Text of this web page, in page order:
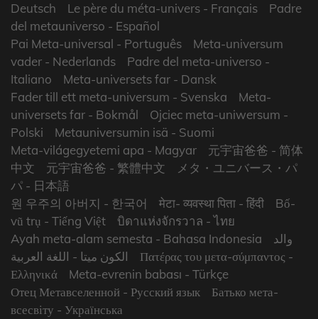
Deutsch
Le père du méta-univers - Français
Padre
del metauniverso - Español
Pai Meta-universal - Português
Meta-universum
vader - Nederlands Padre del meta-universo -
Italiano
Meta-universets far - Dansk
Fader till ett meta-universum - Svenska
Meta-
universets far - Bokmål Ojciec meta-uniwersum -
Polski
Metauniversumin isä - Suomi
Meta-világegyetemi apa - Magyar 元宇宙爸爸 - 简体
中文
元宇宙爸爸 - 繁體中文
メタ・ユニバース・パ
パ - 日本語
원 우주의 아버지 - 한국어 मेटा- व्यवस्था पिता - हिंदी
Bố-
vũ trụ - Tiếng Việt บิดาแห่งจักรวาล - ไทย
Ayah meta-alam semesta - Bahasa Indonesia
والد
الكون ميتا - اللغة العربية Πατέρας του μετα-σύμπαντος -
Ελληνικά
Meta-evrenin babası - Türkçe
Отец Метавселенной - Русский язык
Батько мета-
всесвіту - Українська